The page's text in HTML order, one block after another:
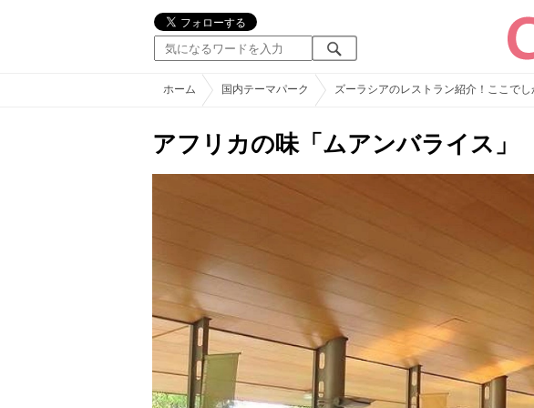
ホーム 国内テーマパーク ズーラシアのレストラン紹介！ここで
アフリカの味「ムアンバライス」